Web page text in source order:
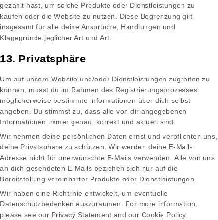
gezahlt hast, um solche Produkte oder Dienstleistungen zu
kaufen oder die Website zu nutzen. Diese Begrenzung gilt
insgesamt für alle deine Ansprüche, Handlungen und
Klagegründe jeglicher Art und Art.
13. Privatsphäre
Um auf unsere Website und/oder Dienstleistungen zugreifen zu
können, musst du im Rahmen des Registrierungsprozesses
möglicherweise bestimmte Informationen über dich selbst
angeben. Du stimmst zu, dass alle von dir angegebenen
Informationen immer genau, korrekt und aktuell sind.
Wir nehmen deine persönlichen Daten ernst und verpflichten uns,
deine Privatsphäre zu schützen. Wir werden deine E-Mail-
Adresse nicht für unerwünschte E-Mails verwenden. Alle von uns
an dich gesendeten E-Mails beziehen sich nur auf die
Bereitstellung vereinbarter Produkte oder Dienstleistungen.
Wir haben eine Richtlinie entwickelt, um eventuelle
Datenschutzbedenken auszuräumen. For more information,
please see our Privacy Statement and our Cookie Policy